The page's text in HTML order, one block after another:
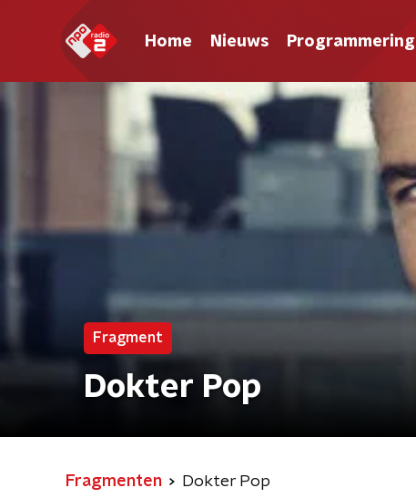
Home Nieuws Programmering
Fragment
Dokter Pop
Fragmenten Dokter Pop